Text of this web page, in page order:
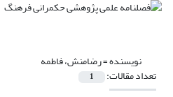
نویسنده =رضامنش، فاطمه
تعداد مقالات: 1